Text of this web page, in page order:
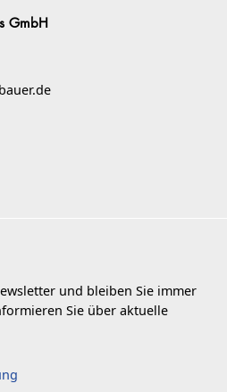
GmbH
und bleiben Sie immer
Sie über aktuelle